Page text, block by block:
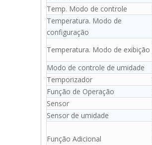
Temp. Modo de controle
Temperatura. Modo de
configuração
Temperatura. Modo de exibição
Modo de controle de umidade
Temporizador
Função de Operação
Sensor
Sensor de umidade
Função Adicional